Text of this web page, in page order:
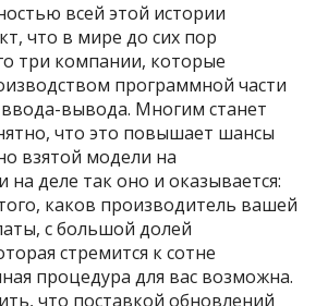
всей этой истории
что в мире до сих пор
три компании, которые
программной части
вывода. Многим станет
что это повышает шансы
взятой модели на
деле так оно и оказывается:
каков производитель вашей
с большой долей
стремится к сотне
процедура для вас возможна.
что поставкой обновлений